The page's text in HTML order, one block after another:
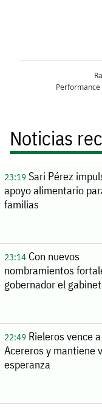
Noticias
23:19Sari Pérez
apoyo alimentario
familias
23:14Con nuevos
nombramientos
gobernador el
22:49Rieleros vence a
Acereros y mantiene
esperanza